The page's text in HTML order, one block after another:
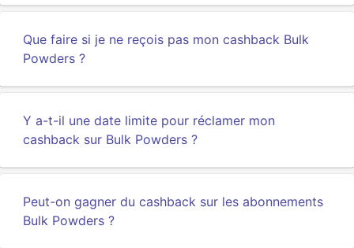
Que faire si je ne reçois pas mon cashback Bulk
Powders ?
Y a-t-il une date limite pour réclamer mon
cashback sur Bulk Powders ?
Peut-on gagner du cashback sur les abonnements
Bulk Powders ?